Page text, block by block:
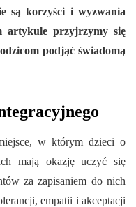
są korzyści i wyzwania
artykule przyjrzymy się
podjąć świadomą
w którym dzieci o
mają okazję uczyć się
za zapisaniem do nich
empatii i akceptacji